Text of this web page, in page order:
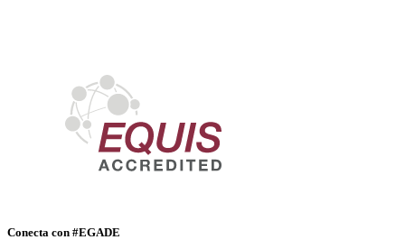
Conecta con #EGADE